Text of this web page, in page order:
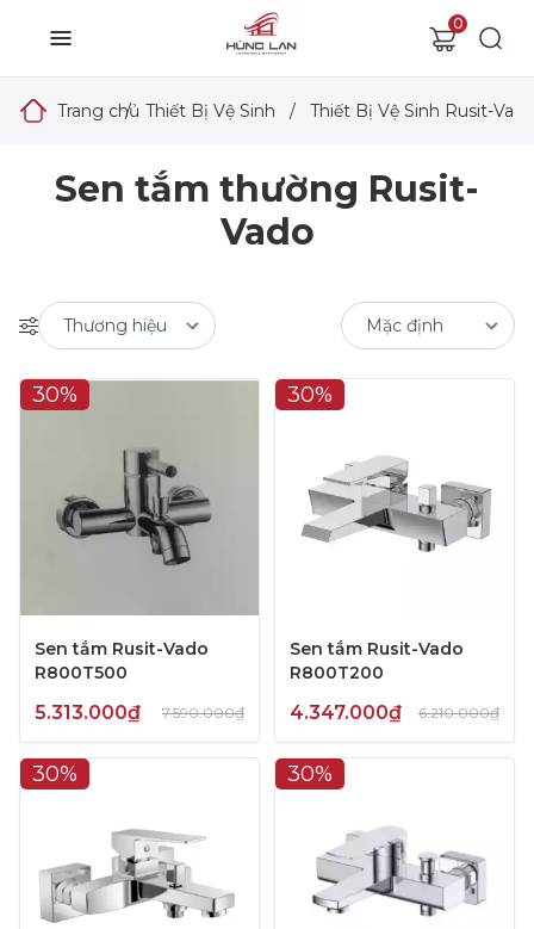
0
Trang chủ
/ Thiết Bị Vệ Sinh / Thiết Bị Vệ Sinh Rusit-Vado
Sen tắm thường Rusit-
Vado
30%
Sen tắm Rusit-Vado
R800T500
5.313.000₫ 7.590.000₫
30%
Sen tắm Rusit-Vado
R800T200
4.347.000₫ 6.210.000₫
30% 30%